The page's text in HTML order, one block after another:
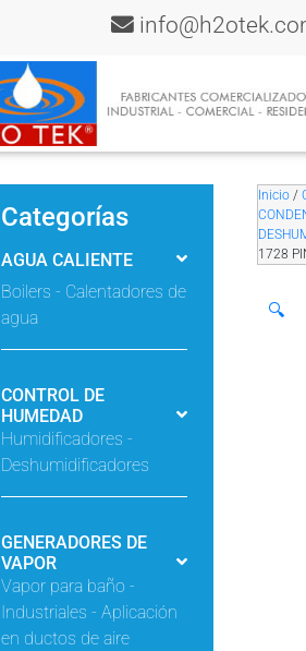
Categorías
AGUA CALIENTE
Boilers - Calentadores de
agua
CONTROL DE
HUMEDAD
Humidificadores -
Deshumidificadores
GENERADORES DE
VAPOR
Vapor para baño -
Industriales - Aplicación
en ductos de aire
Inicio /
1728
🔍